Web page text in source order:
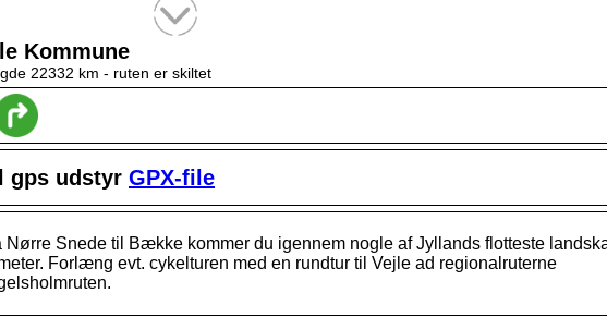
Tekstsøgning efter titel
Kommune
22332 km - ruten er skiltet
gps udstyr GPX-file
Nørre Snede til Bække kommer du igennem nogle af Jyllands flotteste
Forlæng evt. cykelturen med en rundtur til Vejle ad regionalruterne